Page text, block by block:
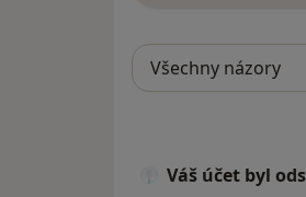
Váš účet byl